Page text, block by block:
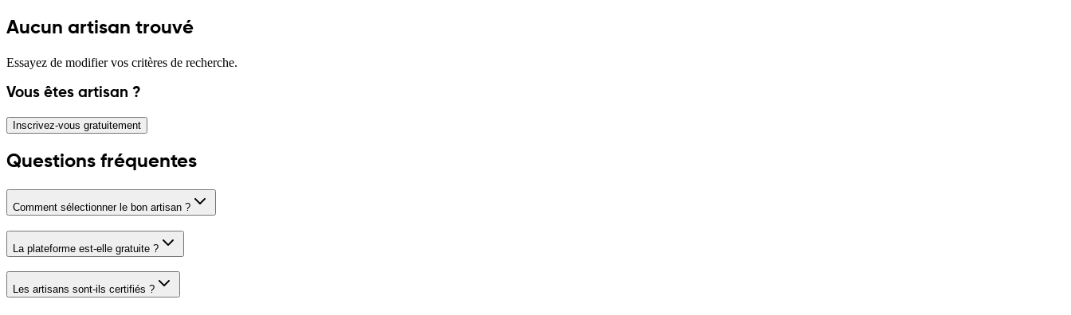
Aucun artisan trouvé
Essayez de modifier vos critères de recherche.
Vous êtes artisan ?
Inscrivez-vous gratuitement
Questions fréquentes
Comment sélectionner le bon artisan ?
La plateforme est-elle gratuite ?
Les artisans sont-ils certifiés ?